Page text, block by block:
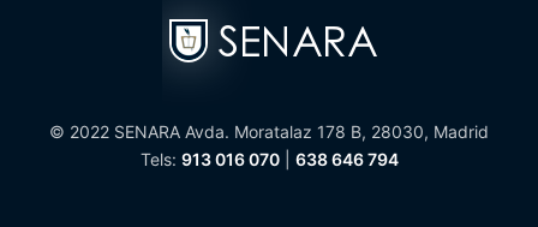
© 2022 SENARA Avda. Moratalaz 178 B, 28030, Madrid
Tels: 913 016 070| 638 646 794